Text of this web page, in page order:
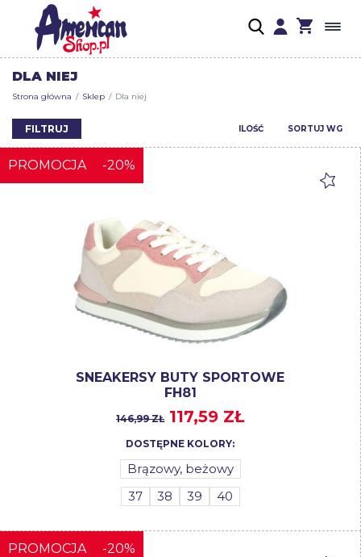
DLA NIEJ
Strona główna Sklep Dla niej
FILTRUJ ILOŚĆ SORTUJ WG
PROMOCJA -20%
SNEAKERSY BUTY SPORTOWE
FH81
146,99 ZŁ 117,59 ZŁ
DOSTĘPNE KOLORY:
Brązowy, beżowy
37
38 39 40
PROMOCJA -20%